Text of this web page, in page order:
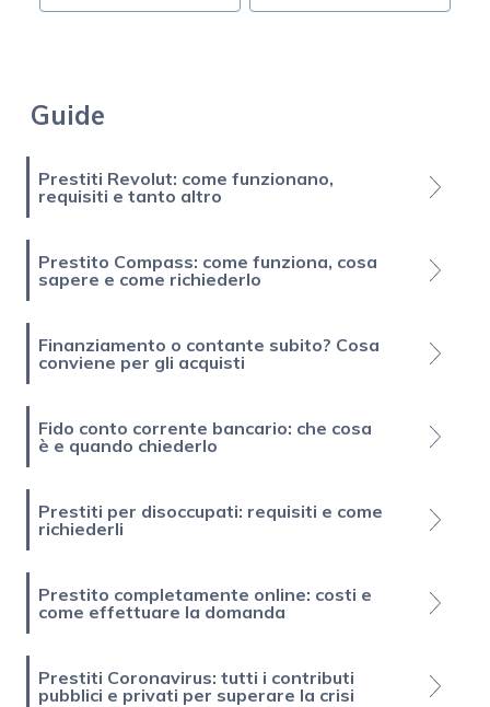
Guide
Prestiti Revolut: come funzionano,
requisiti e tanto altro
Prestito Compass: come funziona, cosa
sapere e come richiederlo
Finanziamento o contante subito? Cosa
conviene per gli acquisti
Fido conto corrente bancario: che cosa
è e quando chiederlo
Prestiti per disoccupati: requisiti e come
richiederli
Prestito completamente online: costi e
come effettuare la domanda
Prestiti Coronavirus: tutti i contributi
pubblici e privati per superare la crisi